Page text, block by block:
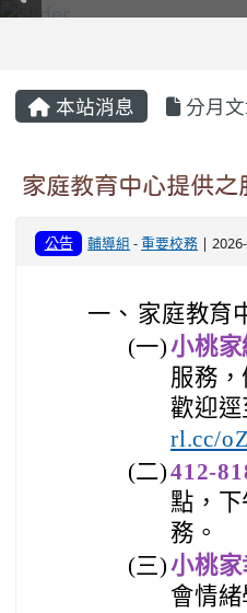
本站消息 分月
家庭教育中心提供之
公告 輔導組 -重要校務 |
一、 家庭教育
(一)小桃
服務
歡迎
rl.cc/
(二)412-
點，
務。
(三)小桃
會情